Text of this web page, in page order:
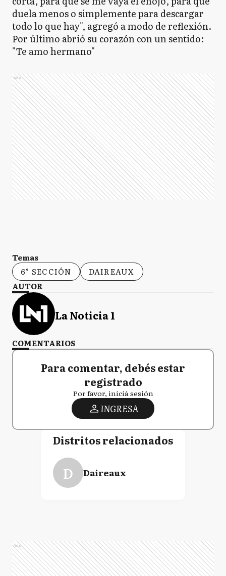
duela menos o simplemente para descargar
todo lo que hay", agregó a modo de reflexión.
Por último abrió su corazón con un sentido:
"Te amo hermano"
Ads
Temas
6° SECCIÓN
DAIREAUX
AUTOR
La Noticia 1
COMENTARIOS
Para comentar, debés estar
registrado
Por favor, iniciá sesión
INGRESA
Distritos relacionados
D Daireaux
Ads